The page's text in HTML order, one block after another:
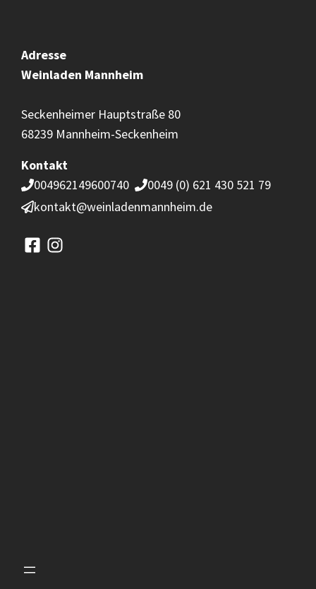
Adresse
Weinladen Mannheim
Seckenheimer Hauptstraße 80
68239 Mannheim-Seckenheim
Kontakt
004962149600740
0049 (0) 621 430 521 79
kontakt@weinladenmannheim.de